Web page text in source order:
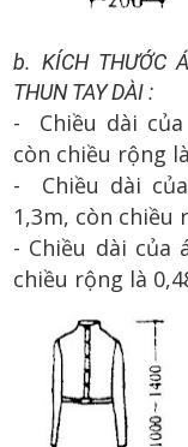
b. KÍCH THƯỚC
THUN TAY DÀI :
- Chiều dài
còn chiều rộng
- Chiều dài
1,3m, còn chiều
- Chiều dài của
chiều rộng là